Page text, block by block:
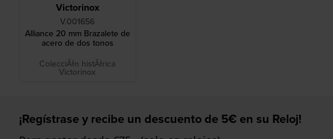
Victorinox
V.001656
Alliance 20 mm Brazalete de
acero de dos tonos
ColecciĂłn histĂłrica
Victorinox
¡Regístrase y recibe un descuento de 5€ en su Reloj!